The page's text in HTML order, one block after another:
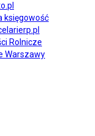
księgowość
Rolnicze
Warszawy